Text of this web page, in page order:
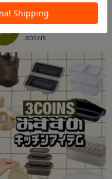
【7/29更新】キッチンの今欲しいアイテム集めました！！
3COINSシャポー小岩店
3COINS